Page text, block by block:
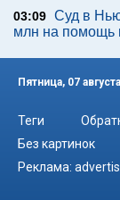
03:09 Суд в
млн на помощь
Пятница, 07
Теги
Без картинок
Реклама: